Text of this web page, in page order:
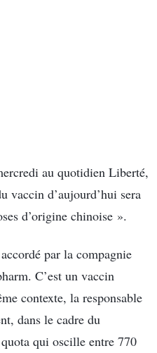
au quotidien Liberté,
vaccin d’aujourd’hui sera
d’origine chinoise ».
par la compagnie
C’est un vaccin
contexte, la responsable
dans le cadre du
qui oscille entre 770